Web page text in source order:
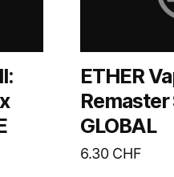
ETHER
Remaster
GLOBAL
6.30 CHF